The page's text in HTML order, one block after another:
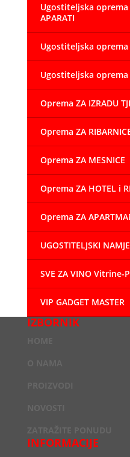
Ugostiteljska oprema
APARATI
Ugostiteljska oprema
Ugostiteljska oprema
Oprema ZA IZRADU
Oprema ZA
Oprema ZA MESNICE
Oprema ZA HOTEL i
Oprema ZA
UGOSTITELJSKI
SVE ZA VINO
VIP GADGET MASTER
IZBORNIK
INFORMACIJE